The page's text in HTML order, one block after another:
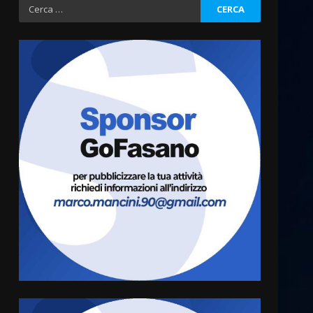
Ricerca
per:
Fasanese ferito a colpi di
arma da fuoco
6 Agosto 2026 18:13
4
Carta d’identità: continua il
piano di aperture
straordinarie del Comune di
Fasano
6 Agosto 2026 14:16
5
Grazia Neglia, coordinatrice
cittadina di Fratelli d’Italia,
pronta a tornare in Consiglio
6 Agosto 2026 08:00